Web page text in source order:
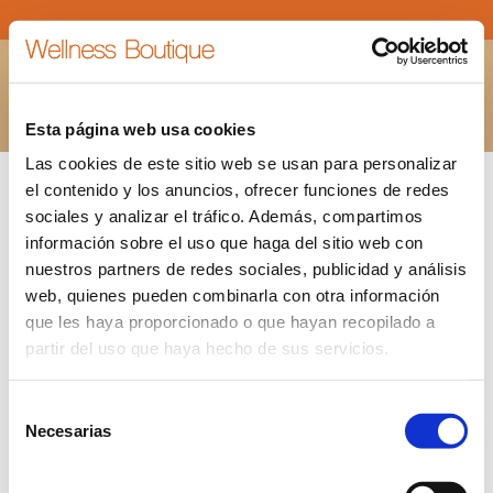
Esta página web usa cookies
Las cookies de este sitio web se usan para personalizar
el contenido y los anuncios, ofrecer funciones de redes
sociales y analizar el tráfico. Además, compartimos
información sobre el uso que haga del sitio web con
nuestros partners de redes sociales, publicidad y análisis
web, quienes pueden combinarla con otra información
que les haya proporcionado o que hayan recopilado a
partir del uso que haya hecho de sus servicios.
Necesarias
FOTO-PORTADA-DIA-DE-LA-MADRE